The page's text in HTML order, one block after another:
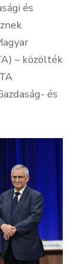
és
– közölték
és